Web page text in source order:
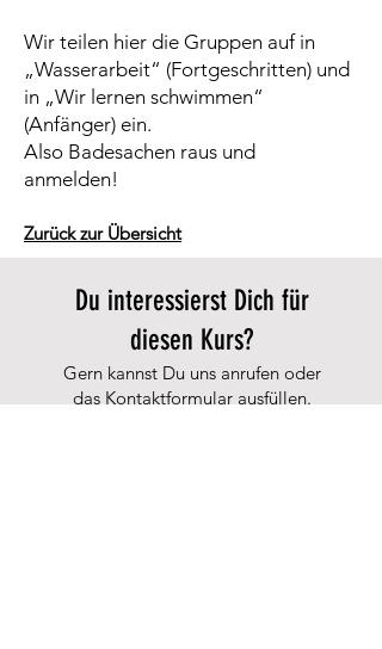
Wir teilen hier die Gruppen auf in
„Wasserarbeit“ (Fortgeschritten) und
in „Wir lernen schwimmen“
(Anfänger) ein.
Also Badesachen raus und
anmelden!
Zurück zur Übersicht
Du interessierst Dich für
diesen Kurs?
Gern kannst Du uns anrufen oder
das Kontaktformular ausfüllen.